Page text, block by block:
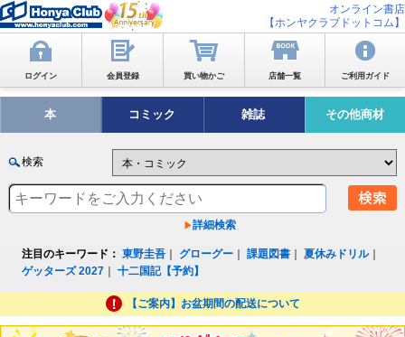
オンライン書店
【ホンヤクラブドットコム】
ログイン 会員登録 買い物かご 店舗一覧 ご利用ガイド
本 コミック 雑誌 その他商材
検索
詳細検索
注目のキーワード： 東野圭吾 グローグー ｜課題図書 ｜夏休みドリル｜
ゲッターズ 2027 ｜十二国記【予約】
【ご案内】お盆期間の配送について